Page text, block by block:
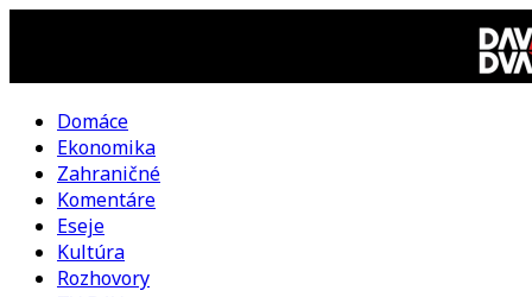
DAV
DVA
Domáce
Ekonomika
Zahraničné
Komentáre
Eseje
Kultúra
Rozhovory